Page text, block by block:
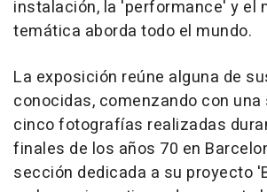
instalación, la 'performance' y el
temática aborda todo el mundo.
La exposición reúne alguna de
conocidas, comenzando con
cinco fotografías realizadas
finales de los años 70 en
sección dedicada a su proyecto